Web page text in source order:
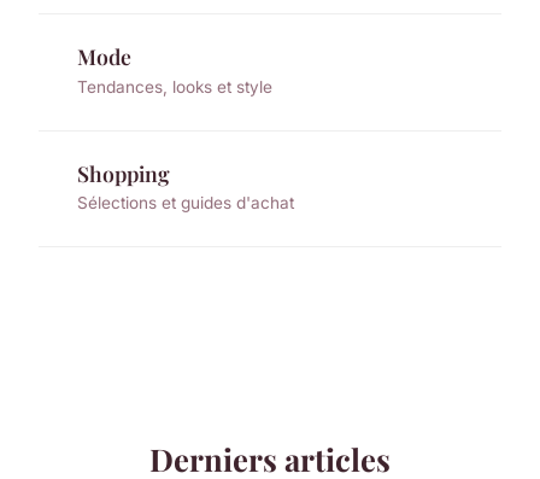
Mode
Tendances, looks et style
Shopping
Sélections et guides d'achat
Derniers articles